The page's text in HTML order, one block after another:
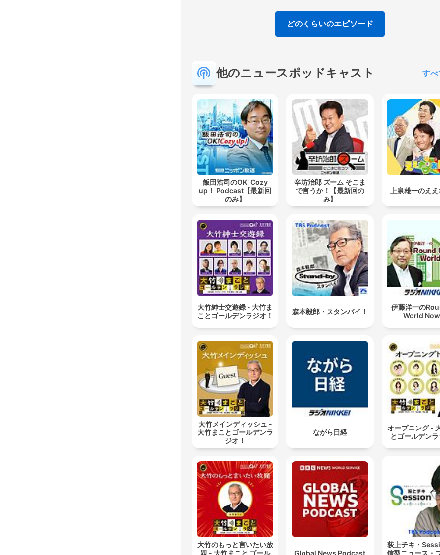
los que trabajan en el gobierno
00:02:19 · Cuauhtémoc Rivera describe la doble presión que
sufren los comerciantes por parte de la delincuencia y
Que ahorita ya el ticket de la extorsión en el mejor
00:02:19 · Se menciona el costo actual de las cuotas de
extorsión en ciertos sectores comerciales.
どのくらいのエピソード
他のニュースポッドキャスト すべ
飯田浩司のOK! Cozy
up！ Podcast【最新回
のみ】
辛坊治郎 ズーム そこま
で言うか！【最新回の
み】
上泉雄一のええ
大竹紳士交遊録 - 大竹ま
ことゴールデンラジオ！
森本毅郎・スタンバイ！
伊藤洋一の
World Now
大竹メインディッシュ -
大竹まことゴールデンラ
ジオ！
ながら日経
オープニング -
とゴールデンラ
大竹のもっと言いたい放
題 - 大竹まこと ゴール
Global News Podcast
荻上チキ・
信型ニュース・